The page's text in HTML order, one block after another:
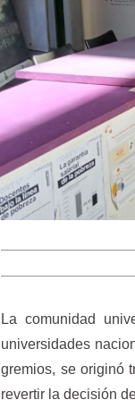
La comunidad
universidades
gremios, se originó
revertir la decisión